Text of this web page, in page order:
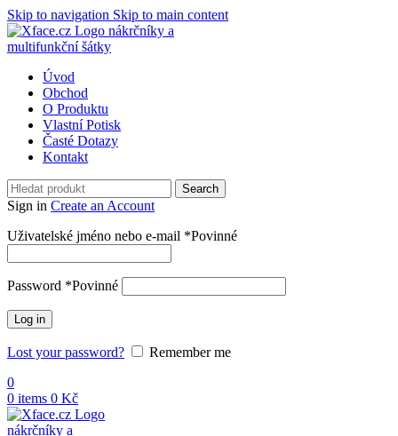
Skip to navigation Skip to main content
Úvod
Obchod
O Produktu
Vlastní Potisk
Časté Dotazy
Kontakt
Search
Sign in Create an Account
Uživatelské jméno nebo e-mail *Povinné
Password *Povinné
Log in
Lost your password?
Remember me
0
0 items 0 Kč